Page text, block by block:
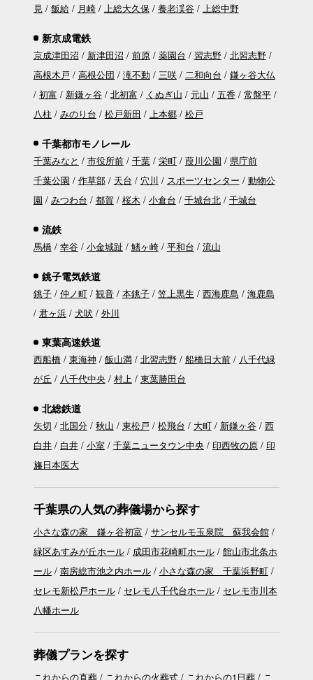
見
飯給 月崎 上総大久保 養老渓谷 上総中野
新京成電鉄
京成津田沼 新津田沼 前原 薬園台 習志野
北習志野
高根木戸
高根公団 滝不動 三咲 二和向台
鎌ヶ谷大仏
初富
新鎌ヶ谷 北初富 くぬぎ山 元山 五香
常盤平
八柱
みのり台 松戸新田 上本郷 松戸
千葉都市モノレール
千葉みなと 市役所前 千葉 栄町 葭川公園
県庁前
千葉公園
作草部 天台 穴川 スポーツセンター
動物公
園
みつわ台 都賀 桜木 小倉台 千城台北 千城台
流鉄
馬橋 幸谷 小金城趾 鰭ヶ崎 平和台 流山
銚子電気鉄道
銚子 仲ノ町 観音 本銚子 笠上黒生 西海鹿島
海鹿島
君ヶ浜
犬吠 外川
東葉高速鉄道
西船橋 東海神 飯山満 北習志野 船橋日大前
八千代緑
が丘
八千代中央 村上 東葉勝田台
北総鉄道
矢切 北国分 秋山 東松戸 松飛台 大町 新鎌ヶ谷
西
白井
白井 小室 千葉ニュータウン中央 印西牧の原
印
旛日本医大
千葉県の人気の葬儀場から探す
小さな森の家 鎌ヶ谷初富
サンセルモ玉泉院 蘇我会館
緑区あすみが丘ホール
成田市花崎町ホール
館山市北条ホ
ール
南房総市池之内ホール
小さな森の家 千葉浜野町
セレモ新松戸ホール
セレモ八千代台ホール
セレモ市川本
八幡ホール
葬儀プランを探す
これからの直葬 これからの火葬式 これからの1日葬 こ